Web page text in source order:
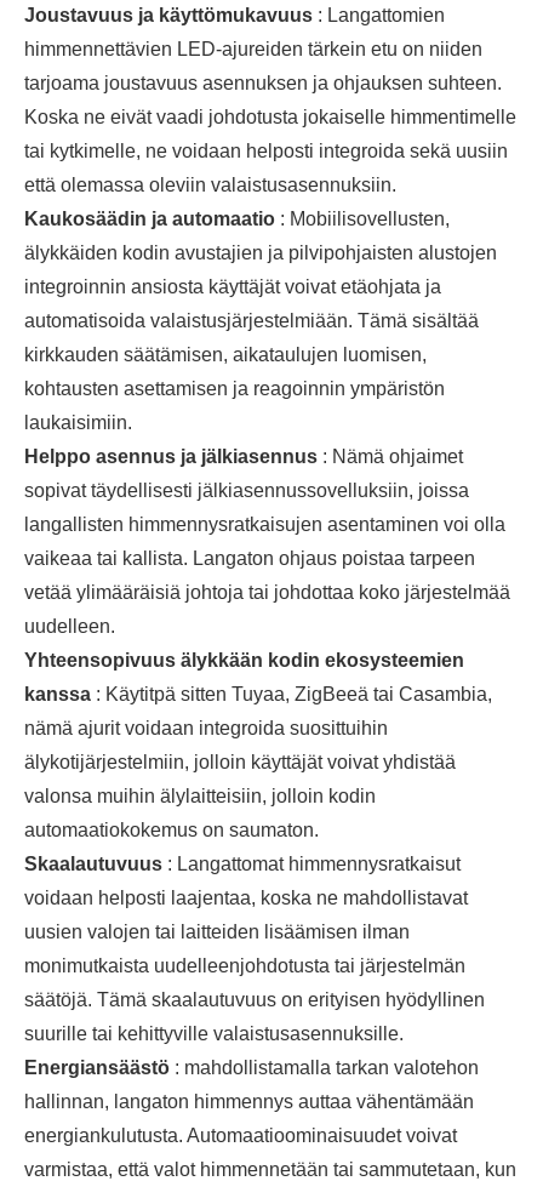
Joustavuus ja käyttömukavuus : Langattomien
himmennettävien LED-ajureiden tärkein etu on niiden
tarjoama joustavuus asennuksen ja ohjauksen suhteen.
Koska ne eivät vaadi johdotusta jokaiselle himmentimelle
tai kytkimelle, ne voidaan helposti integroida sekä uusiin
että olemassa oleviin valaistusasennuksiin.
Kaukosäädin ja automaatio : Mobiilisovellusten,
älykkäiden kodin avustajien ja pilvipohjaisten alustojen
integroinnin ansiosta käyttäjät voivat etäohjata ja
automatisoida valaistusjärjestelmiään. Tämä sisältää
kirkkauden säätämisen, aikataulujen luomisen,
kohtausten asettamisen ja reagoinnin ympäristön
laukaisimiin.
Helppo asennus ja jälkiasennus : Nämä ohjaimet
sopivat täydellisesti jälkiasennussovelluksiin, joissa
langallisten himmennysratkaisujen asentaminen voi olla
vaikeaa tai kallista. Langaton ohjaus poistaa tarpeen
vetää ylimääräisiä johtoja tai johdottaa koko järjestelmää
uudelleen.
Yhteensopivuus älykkään kodin ekosysteemien
kanssa : Käytitpä sitten Tuyaa, ZigBeeä tai Casambia,
nämä ajurit voidaan integroida suosittuihin
älykotijärjestelmiin, jolloin käyttäjät voivat yhdistää
valonsa muihin älylaitteisiin, jolloin kodin
automaatiokokemus on saumaton.
Skaalautuvuus : Langattomat himmennysratkaisut
voidaan helposti laajentaa, koska ne mahdollistavat
uusien valojen tai laitteiden lisäämisen ilman
monimutkaista uudelleenjohdotusta tai järjestelmän
säätöjä. Tämä skaalautuvuus on erityisen hyödyllinen
suurille tai kehittyville valaistusasennuksille.
Energiansäästö : mahdollistamalla tarkan valotehon
hallinnan, langaton himmennys auttaa vähentämään
energiankulutusta. Automaatioominaisuudet voivat
varmistaa, että valot himmennetään tai sammutetaan, kun